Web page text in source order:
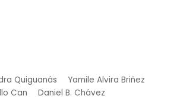
Quiguanás
Yamile Alvira Briñez
Can
Daniel B. Chávez